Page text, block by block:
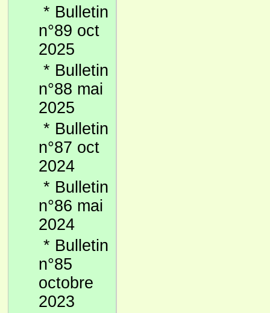
* Bulletin
n°89 oct
2025
* Bulletin
n°88 mai
2025
* Bulletin
n°87 oct
2024
* Bulletin
n°86 mai
2024
* Bulletin
n°85
octobre
2023